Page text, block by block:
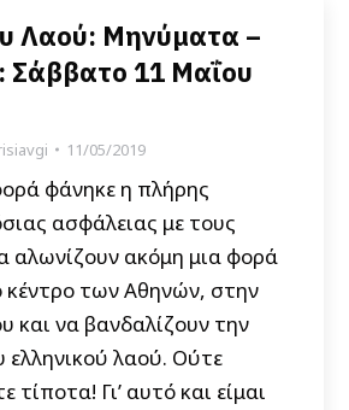
Λαού: Μηνύματα –
Σάββατο 11 Μαΐου
11/05/2019
φάνηκε η πλήρης
ασφάλειας με τους
αλωνίζουν ακόμη μια φορά
κέντρο των Αθηνών, στην
και να βανδαλίζουν την
ελληνικού λαού. Ούτε
τίποτα! Γι’ αυτό και είμαι